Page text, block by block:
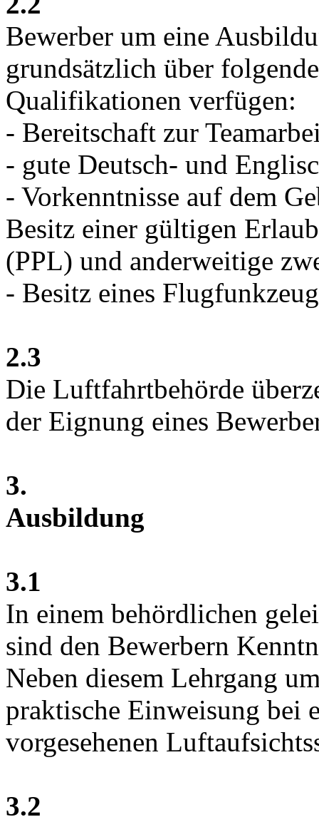
Bewerber um eine
grundsätzlich über
Qualifikationen verfügen:
- Bereitschaft zur
- gute Deutsch- und
- Vorkenntnisse auf dem
Besitz einer gültigen
(PPL) und anderweitige
- Besitz eines
2.3
Die Luftfahrtbehörde
der Eignung eines
3.
Ausbildung
3.1
In einem behördlichen
sind den Bewerbern
Neben diesem Lehrgang
praktische Einweisung bei
vorgesehenen
3.2